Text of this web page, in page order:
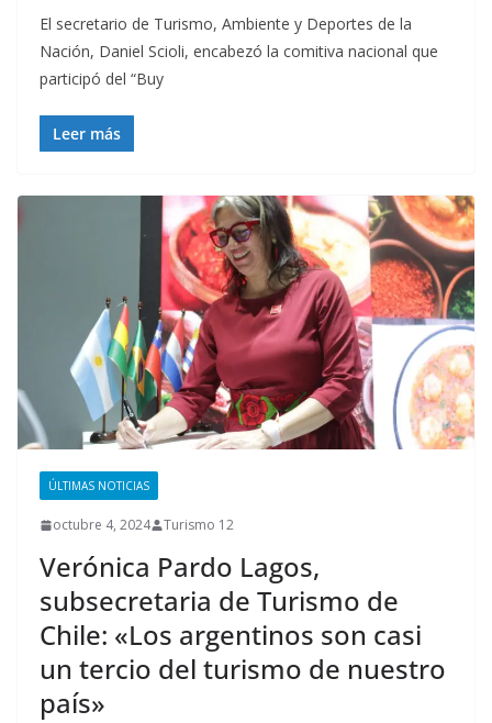
El secretario de Turismo, Ambiente y Deportes de la
Nación, Daniel Scioli, encabezó la comitiva nacional que
participó del “Buy
Leer más
ÚLTIMAS NOTICIAS
octubre 4, 2024 Turismo 12
Verónica Pardo Lagos,
subsecretaria de Turismo de
Chile: «Los argentinos son casi
un tercio del turismo de nuestro
país»